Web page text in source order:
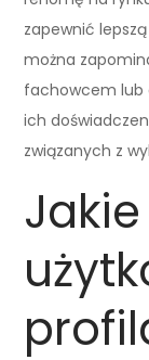
zapewnić
można
fachowcem lub
ich
związanych z